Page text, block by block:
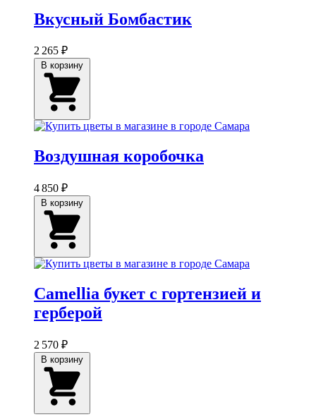
Вкусный Бомбастик
2 265 ₽
Воздушная коробочка
4 850 ₽
Camellia букет с гортензией и
герберой
2 570 ₽